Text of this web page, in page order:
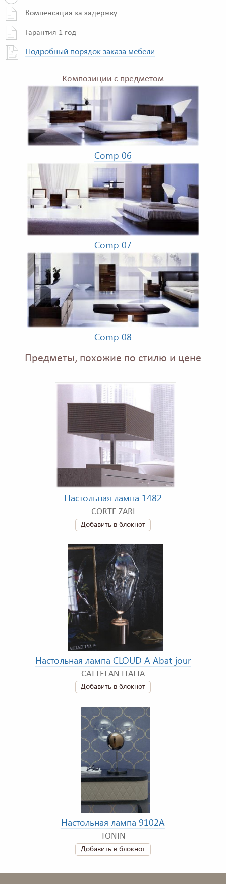
Компенсация за задержку
Гарантия 1 год
Подробный порядок заказа мебели
Композиции с предметом
Comp 06
Comp 07
Comp 08
Предметы, похожие по стилю и цене
Настольная лампа 1482
CORTE ZARI
Добавить в блокнот
Настольная лампа CLOUD A Abat-jour
CATTELAN ITALIA
Добавить в блокнот
Настольная лампа 9102A
TONIN
Добавить в блокнот